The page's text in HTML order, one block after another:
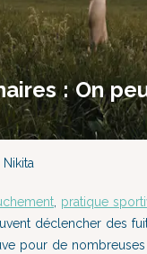
: On
Nikita
, pratique
déclencher des
pour de nombreuses